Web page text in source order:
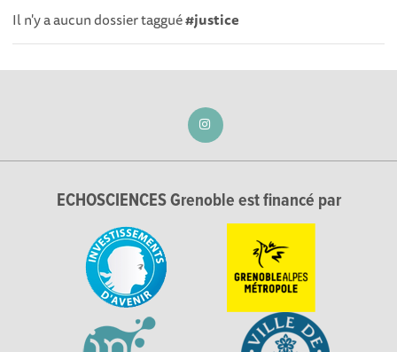
Il n'y a aucun dossier taggué#justice
ECHOSCIENCES Grenoble est financé par